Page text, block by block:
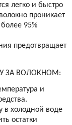
легко и быстро
проникает
95%
предотвращает
ЗА ВОЛОКНОМ:
и
в холодной воде
остатки